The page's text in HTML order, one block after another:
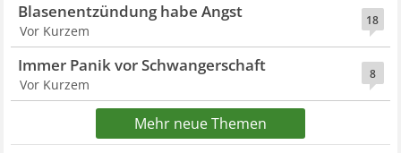
18
Blasenentzündung habe Angst
Vor Kurzem
8
Immer Panik vor Schwangerschaft
Vor Kurzem
Mehr neue Themen